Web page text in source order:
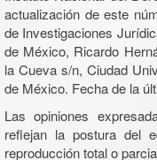
actualización de este
de Investigaciones
de México, Ricardo
la Cueva s/n, Ciudad
de México. Fecha de la
Las opiniones
reflejan la postura del
reproducción total o